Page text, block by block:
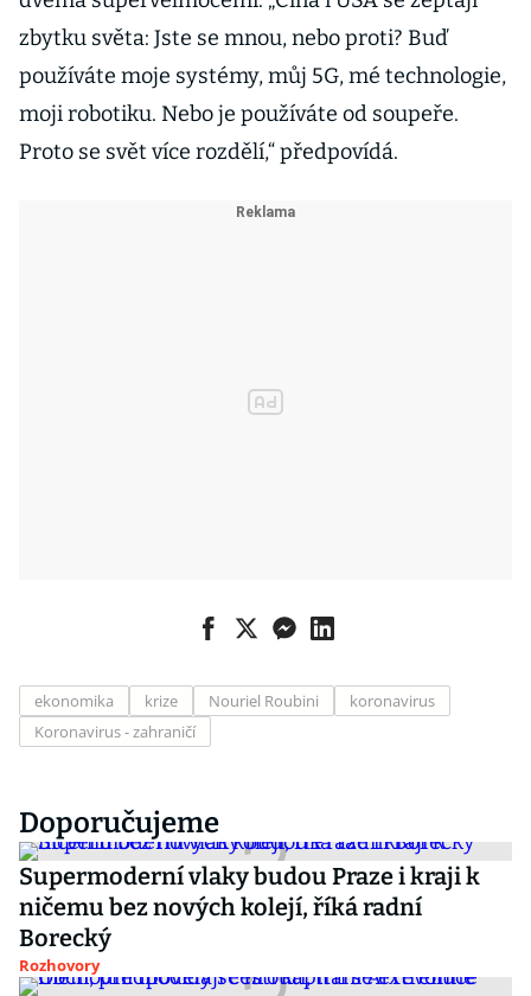
zbytku světa: Jste se mnou, nebo proti? Buď
používáte moje systémy, můj 5G, mé technologie,
moji robotiku. Nebo je používáte od soupeře.
Proto se svět více rozdělí,“ předpovídá.
ekonomika krize Nouriel Roubini
koronavirus
Koronavirus - zahraničí
Doporučujeme
Supermoderní vlaky budou Praze i kraji k
ničemu bez nových kolejí, říká radní
Borecký
Rozhovory